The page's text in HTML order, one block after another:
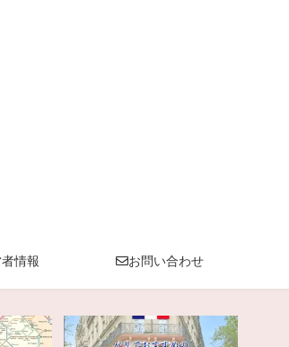
情報 お問い合わせ